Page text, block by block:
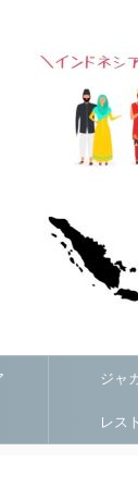
ジャ
レス